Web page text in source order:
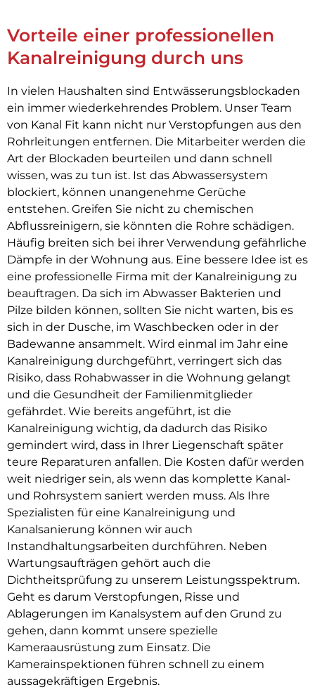
Vorteile einer professionellen
Kanalreinigung durch uns
In vielen Haushalten sind Entwässerungsblockaden
ein immer wiederkehrendes Problem. Unser Team
von Kanal Fit kann nicht nur Verstopfungen aus den
Rohrleitungen entfernen. Die Mitarbeiter werden die
Art der Blockaden beurteilen und dann schnell
wissen, was zu tun ist. Ist das Abwassersystem
blockiert, können unangenehme Gerüche
entstehen. Greifen Sie nicht zu chemischen
Abflussreinigern, sie könnten die Rohre schädigen.
Häufig breiten sich bei ihrer Verwendung gefährliche
Dämpfe in der Wohnung aus. Eine bessere Idee ist es
eine professionelle Firma mit der Kanalreinigung zu
beauftragen. Da sich im Abwasser Bakterien und
Pilze bilden können, sollten Sie nicht warten, bis es
sich in der Dusche, im Waschbecken oder in der
Badewanne ansammelt. Wird einmal im Jahr eine
Kanalreinigung durchgeführt, verringert sich das
Risiko, dass Rohabwasser in die Wohnung gelangt
und die Gesundheit der Familienmitglieder
gefährdet. Wie bereits angeführt, ist die
Kanalreinigung wichtig, da dadurch das Risiko
gemindert wird, dass in Ihrer Liegenschaft später
teure Reparaturen anfallen. Die Kosten dafür werden
weit niedriger sein, als wenn das komplette Kanal-
und Rohrsystem saniert werden muss. Als Ihre
Spezialisten für eine Kanalreinigung und
Kanalsanierung können wir auch
Instandhaltungsarbeiten durchführen. Neben
Wartungsaufträgen gehört auch die
Dichtheitsprüfung zu unserem Leistungsspektrum.
Geht es darum Verstopfungen, Risse und
Ablagerungen im Kanalsystem auf den Grund zu
gehen, dann kommt unsere spezielle
Kameraausrüstung zum Einsatz. Die
Kamerainspektionen führen schnell zu einem
aussagekräftigen Ergebnis.